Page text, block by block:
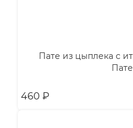
Пате из цыплека с
460 ₽